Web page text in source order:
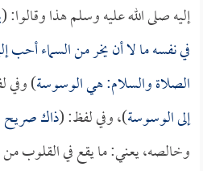
إليه صلى الله عليه وسلم هذا وقالوا: (
في نفسه ما لا أن يخر من السماء أحب
الصلاة والسلام: هي الوسوسة) وفي
إلى الوسوسة)، وفي لفظ: (ذاك صريح
وخالصه، يعني: ما يقع في القلوب من